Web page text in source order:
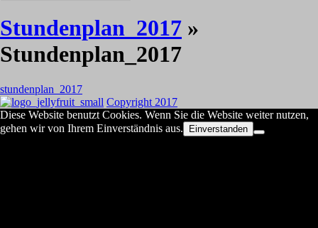
Stundenplan_2017 »
Stundenplan_2017
stundenplan_2017
Copyright 2017
Diese Website benutzt Cookies. Wenn Sie die Website weiter nutzen,
gehen wir von Ihrem Einverständnis aus.
Einverstanden